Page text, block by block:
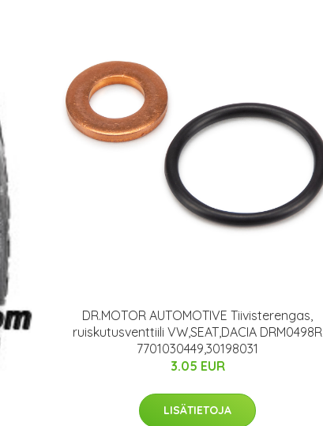
DR.MOTOR AUTOMOTIVE Tiivisterengas,
ruiskutusventtiili VW,SEAT,DACIA DRM0498R
7701030449,30198031
3.05 EUR
LISÄTIETOJA